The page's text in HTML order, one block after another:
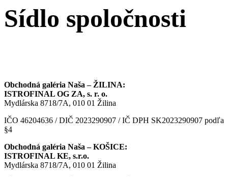
Sídlo spoločnosti
Obchodná galéria Naša – ŽILINA:
ISTROFINAL OG ZA, s. r. o.
Mydlárska 8718/7A, 010 01 Žilina
IČO 46204636 / DIČ 2023290907 / IČ DPH SK2023290907 podľa
§4
Obchodná galéria Naša – KOŠICE:
ISTROFINAL KE, s.r.o.
Mydlárska 8718/7A, 010 01 Žilina